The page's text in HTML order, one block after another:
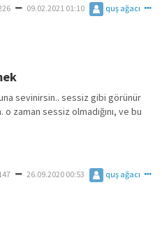
09.02.2021 01:10 quş ağacı
sevinirsin.. sessiz gibi görünür
zaman sessiz olmadığını, ve bu
26.09.2020 00:53 quş ağacı